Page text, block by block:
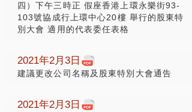
四）下午三時正 假座香港上環永樂街93-
103號協成行上環中心20樓 舉行的股東特
別大會 適用的代表委任表格
2021年2月3日
建議更改公司名稱及股東特別大會通告
2021年2月3日